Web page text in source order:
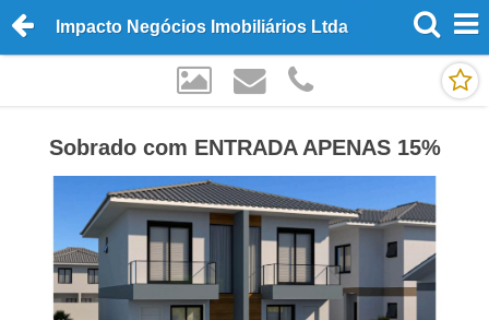
Impacto Negócios Imobiliários Ltda
Sobrado com ENTRADA APENAS 15%